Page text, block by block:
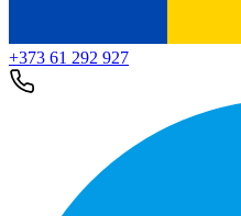
+373 61 292 927